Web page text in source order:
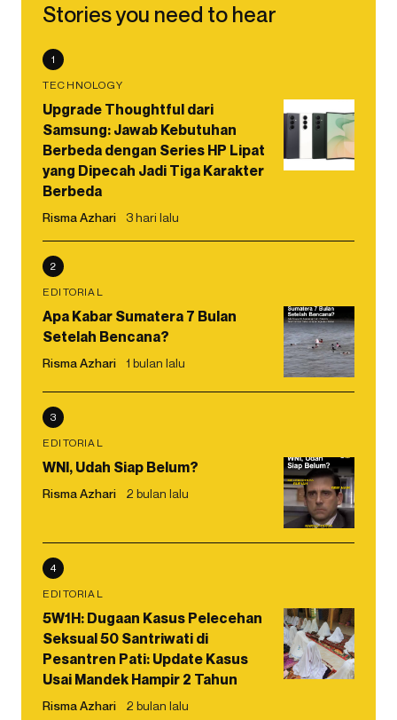
Stories you need to hear
1
TECHNOLOGY
Upgrade Thoughtful dari
Samsung: Jawab Kebutuhan
Berbeda dengan Series HP Lipat
yang Dipecah Jadi Tiga Karakter
Berbeda
Risma Azhari 3 hari lalu
2
EDITORIAL
Apa Kabar Sumatera 7 Bulan
Setelah Bencana?
Risma Azhari 1 bulan lalu
3
EDITORIAL
WNI, Udah Siap Belum?
Risma Azhari 2 bulan lalu
4
EDITORIAL
5W1H: Dugaan Kasus Pelecehan
Seksual 50 Santriwati di
Pesantren Pati: Update Kasus
Usai Mandek Hampir 2 Tahun
Risma Azhari 2 bulan lalu